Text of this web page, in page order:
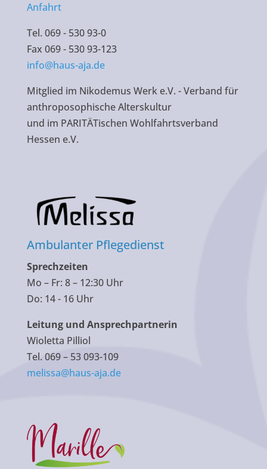
Anfahrt
Tel. 069 - 530 93-0
Fax 069 - 530 93-123
info@haus-aja.de
Mitglied im Nikodemus Werk e.V. - Verband für
anthroposophische Alterskultur
und im PARITÄTischen Wohlfahrtsverband
Hessen e.V.
Ambulanter Pflegedienst
Sprechzeiten
Mo – Fr: 8 – 12:30 Uhr
Do: 14 - 16 Uhr
Leitung und Ansprechpartnerin
Wioletta Pilliol
Tel. 069 – 53 093-109
melissa@haus-aja.de